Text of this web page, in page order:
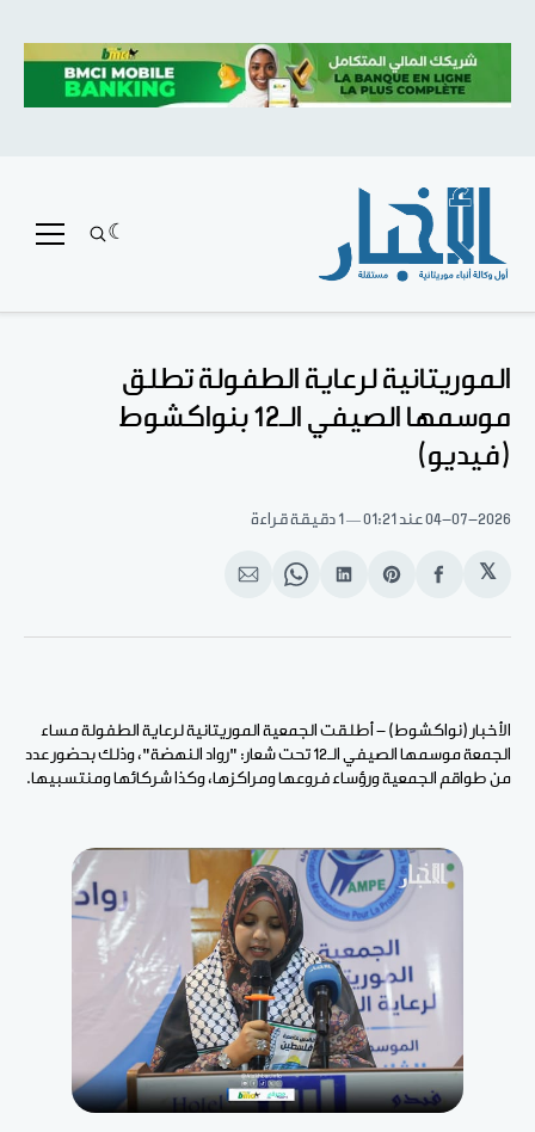
الموريتانية لرعاية الطفولة تطلق
موسمها الصيفي الـ12 بنواكشوط
(فيديو)
04-07-2026عند 01:21 1 دقيقة قراءة
𝕏
انشر
الفيسبوك
Share
Pinterest
انشر
لينكد
Share
WhatsApp
انشر
الإيميل
الأخبار (نواكشوط) - أطلقت الجمعية الموريتانية لرعاية الطفولة مساء
الجمعة موسمها الصيفي الـ12 تحت شعار: "رواد النهضة"، وذلك بحضور عدد
من طواقم الجمعية ورؤساء فروعها ومراكزها، وكذا شركائها ومنتسبيها.